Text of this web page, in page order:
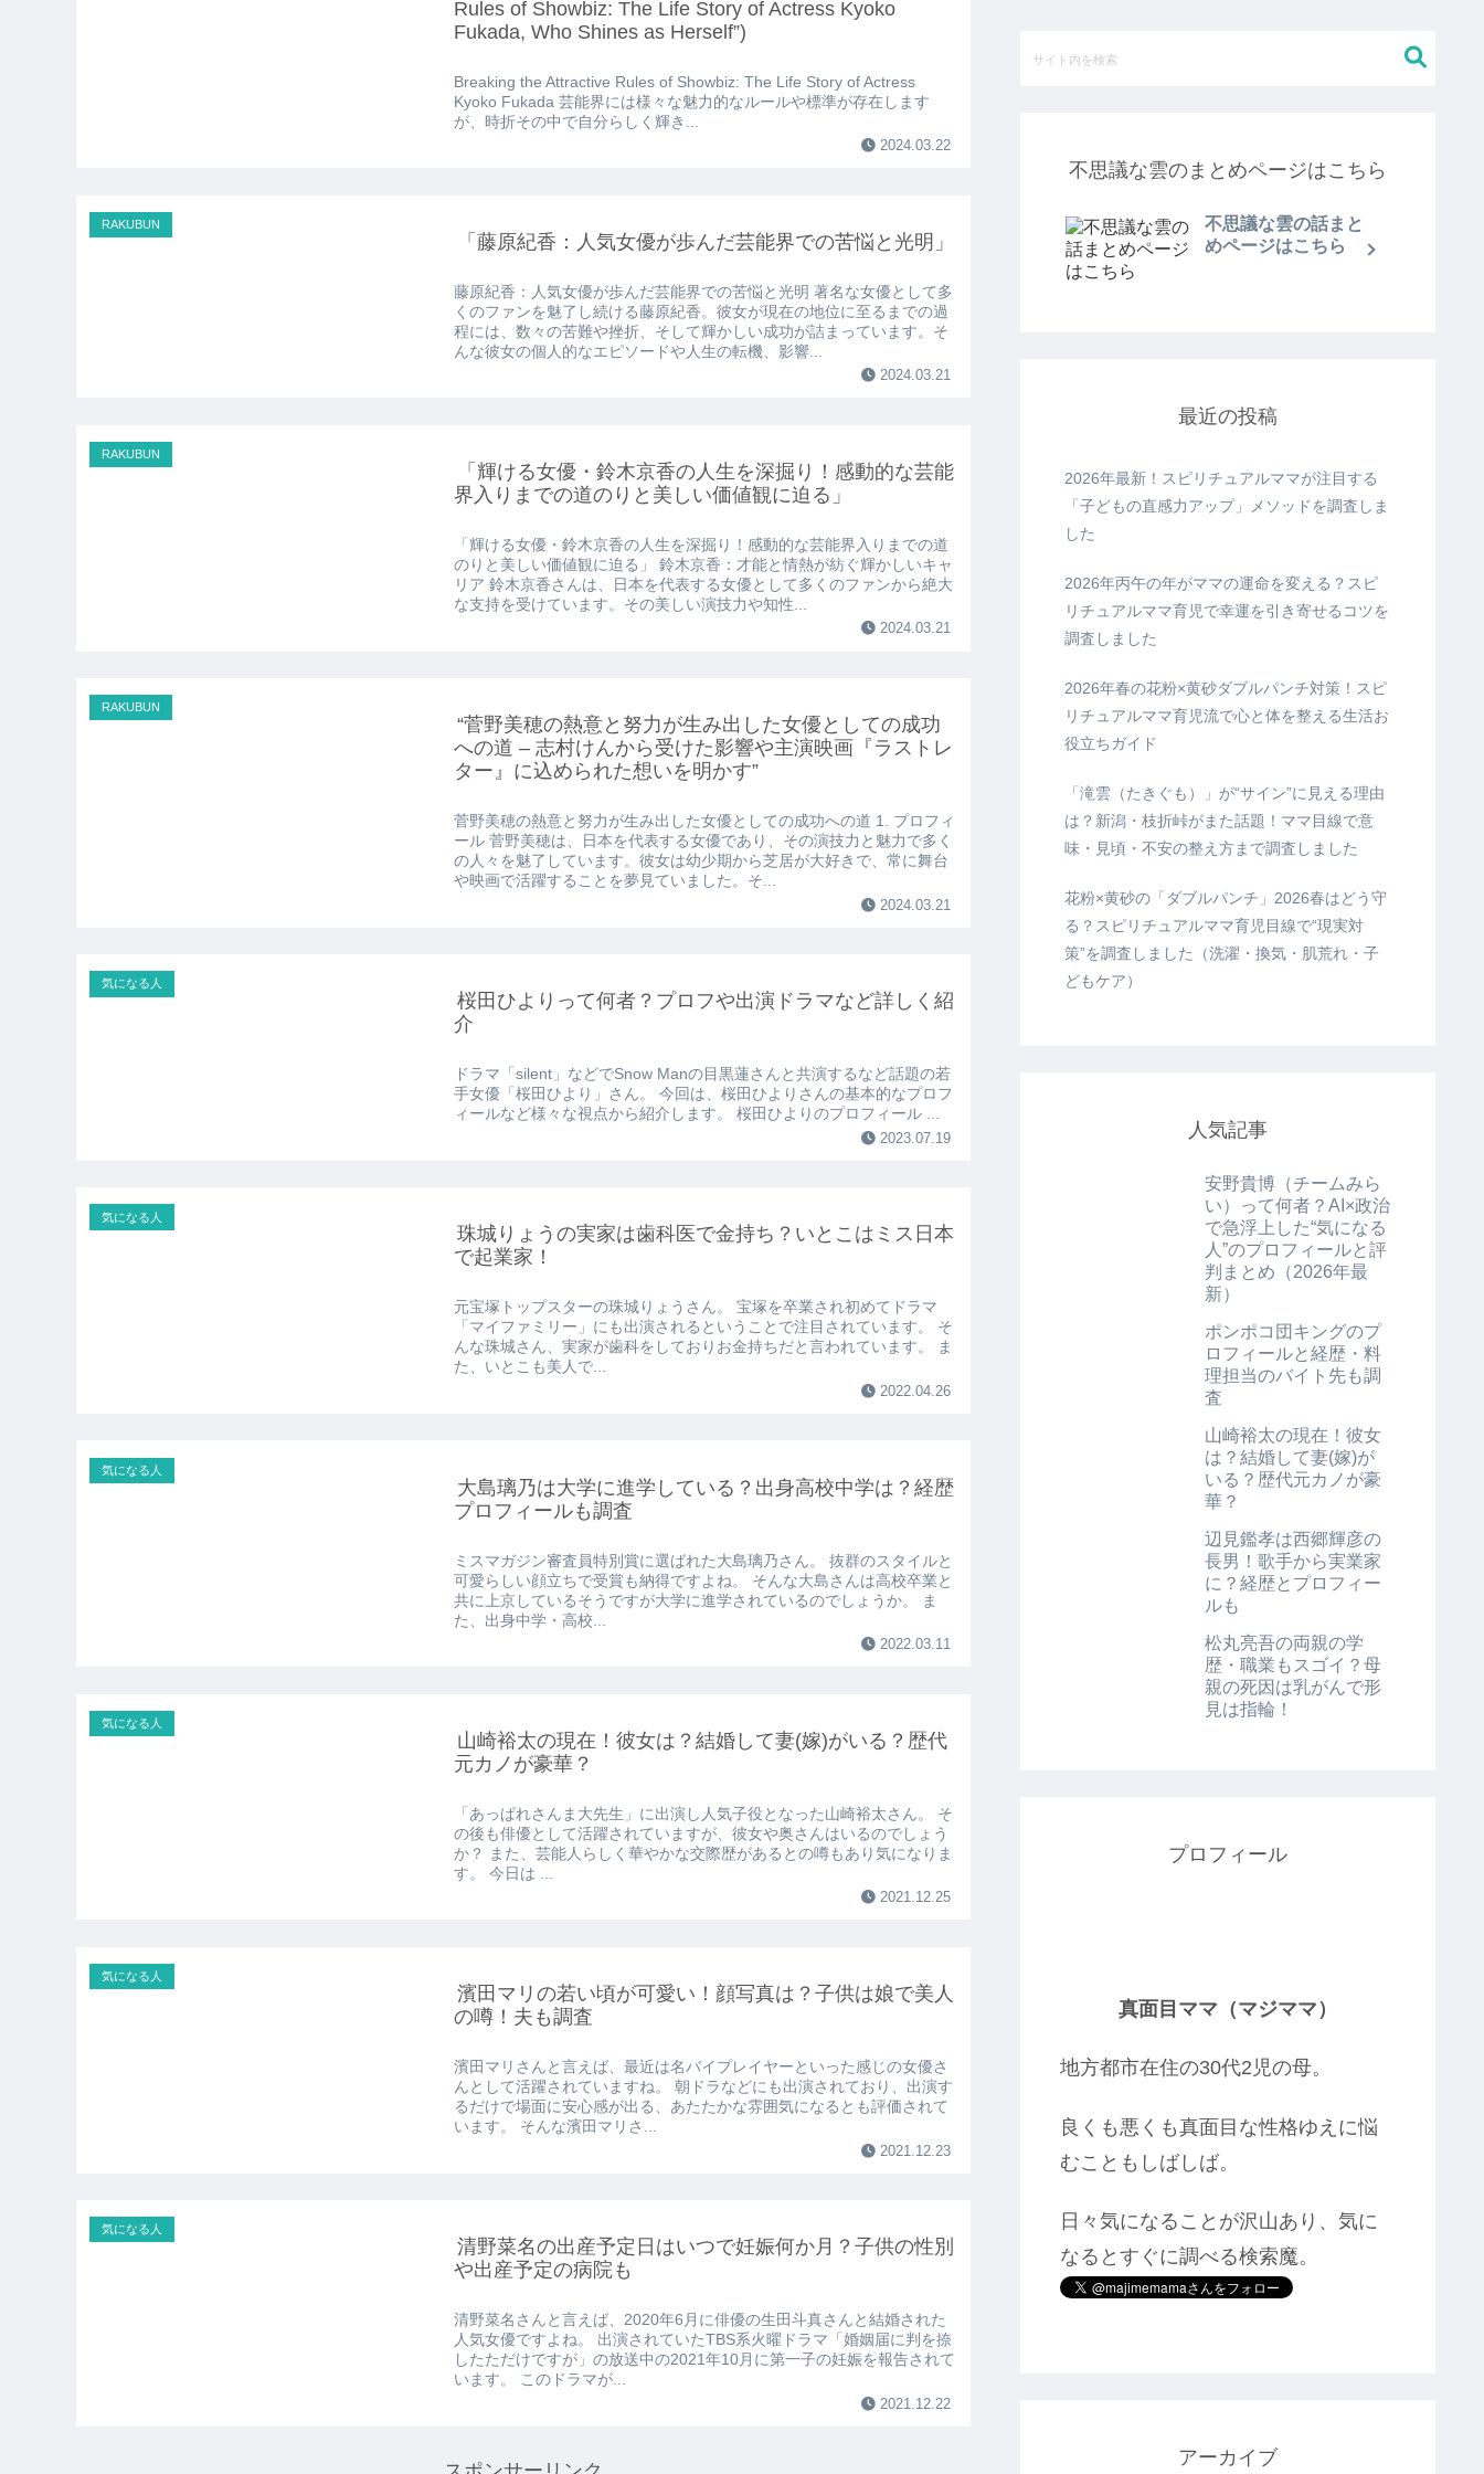
Rules of Showbiz: The Life Story of Actress Kyoko
Fukada, Who Shines as Herself”)
Breaking the Attractive Rules of Showbiz: The Life Story of Actress
Kyoko Fukada 芸能界には様々な魅力的なルールや標準が存在します
が、時折その中で自分らしく輝き...
2024.03.22
RAKUBUN
「藤原紀香：人気女優が歩んだ芸能界での苦悩と光明」
藤原紀香：人気女優が歩んだ芸能界での苦悩と光明 著名な女優として多
くのファンを魅了し続ける藤原紀香。彼女が現在の地位に至るまでの過
程には、数々の苦難や挫折、そして輝かしい成功が詰まっています。そ
んな彼女の個人的なエピソードや人生の転機、影響...
2024.03.21
RAKUBUN
「輝ける女優・鈴木京香の人生を深掘り！感動的な芸能
界入りまでの道のりと美しい価値観に迫る」
「輝ける女優・鈴木京香の人生を深掘り！感動的な芸能界入りまでの道
のりと美しい価値観に迫る」 鈴木京香：才能と情熱が紡ぐ輝かしいキャ
リア 鈴木京香さんは、日本を代表する女優として多くのファンから絶大
な支持を受けています。その美しい演技力や知性...
2024.03.21
RAKUBUN
“菅野美穂の熱意と努力が生み出した女優としての成功
への道 – 志村けんから受けた影響や主演映画『ラストレ
ター』に込められた想いを明かす”
菅野美穂の熱意と努力が生み出した女優としての成功への道 1. プロフィ
ール 菅野美穂は、日本を代表する女優であり、その演技力と魅力で多く
の人々を魅了しています。彼女は幼少期から芝居が大好きで、常に舞台
や映画で活躍することを夢見ていました。そ...
2024.03.21
気になる人
桜田ひよりって何者？プロフや出演ドラマなど詳しく紹
介
ドラマ「silent」などでSnow Manの目黒蓮さんと共演するなど話題の若
手女優「桜田ひより」さん。 今回は、桜田ひよりさんの基本的なプロフ
ィールなど様々な視点から紹介します。 桜田ひよりのプロフィール ...
2023.07.19
気になる人
珠城りょうの実家は歯科医で金持ち？いとこはミス日本
で起業家！
元宝塚トップスターの珠城りょうさん。 宝塚を卒業され初めてドラマ
「マイファミリー」にも出演されるということで注目されています。 そ
んな珠城さん、実家が歯科をしておりお金持ちだと言われています。 ま
た、いとこも美人で...
2022.04.26
気になる人
大島璃乃は大学に進学している？出身高校中学は？経歴
プロフィールも調査
ミスマガジン審査員特別賞に選ばれた大島璃乃さん。 抜群のスタイルと
可愛らしい顔立ちで受賞も納得ですよね。 そんな大島さんは高校卒業と
共に上京しているそうですが大学に進学されているのでしょうか。 ま
た、出身中学・高校...
2022.03.11
気になる人
山崎裕太の現在！彼女は？結婚して妻(嫁)がいる？歴代
元カノが豪華？
「あっぱれさんま大先生」に出演し人気子役となった山崎裕太さん。 そ
の後も俳優として活躍されていますが、彼女や奥さんはいるのでしょう
か？ また、芸能人らしく華やかな交際歴があるとの噂もあり気になりま
す。 今日は ...
2021.12.25
気になる人
濱田マリの若い頃が可愛い！顔写真は？子供は娘で美人
の噂！夫も調査
濱田マリさんと言えば、最近は名バイプレイヤーといった感じの女優さ
んとして活躍されていますね。 朝ドラなどにも出演されており、出演す
るだけで場面に安心感が出る、あたたかな雰囲気になるとも評価されて
います。 そんな濱田マリさ...
2021.12.23
気になる人
清野菜名の出産予定日はいつで妊娠何か月？子供の性別
や出産予定の病院も
清野菜名さんと言えば、2020年6月に俳優の生田斗真さんと結婚された
人気女優ですよね。 出演されていたTBS系火曜ドラマ「婚姻届に判を捺
したただけですが」の放送中の2021年10月に第一子の妊娠を報告されて
います。 このドラマが...
2021.12.22
不思議な雲のまとめページはこちら
不思議な雲の話まと
めページはこちら
最近の投稿
2026年最新！スピリチュアルママが注目する
「子どもの直感力アップ」メソッドを調査しま
した
2026年丙午の年がママの運命を変える？スピ
リチュアルママ育児で幸運を引き寄せるコツを
調査しました
2026年春の花粉×黄砂ダブルパンチ対策！スピ
リチュアルママ育児流で心と体を整える生活お
役立ちガイド
「滝雲（たきぐも）」が“サイン”に見える理由
は？新潟・枝折峠がまた話題！ママ目線で意
味・見頃・不安の整え方まで調査しました
花粉×黄砂の「ダブルパンチ」2026春はどう守
る？スピリチュアルママ育児目線で“現実対
策”を調査しました（洗濯・換気・肌荒れ・子
どもケア）
人気記事
安野貴博（チームみら
い）って何者？AI×政治
で急浮上した“気になる
人”のプロフィールと評
判まとめ（2026年最
新）
ポンポコ団キングのプ
ロフィールと経歴・料
理担当のバイト先も調
査
山崎裕太の現在！彼女
は？結婚して妻(嫁)が
いる？歴代元カノが豪
華？
辺見鑑孝は西郷輝彦の
長男！歌手から実業家
に？経歴とプロフィー
ルも
松丸亮吾の両親の学
歴・職業もスゴイ？母
親の死因は乳がんで形
見は指輪！
プロフィール
真面目ママ（マジママ）
地方都市在住の30代2児の母。
良くも悪くも真面目な性格ゆえに悩
むこともしばしば。
日々気になることが沢山あり、気に
なるとすぐに調べる検索魔。
アーカイブ